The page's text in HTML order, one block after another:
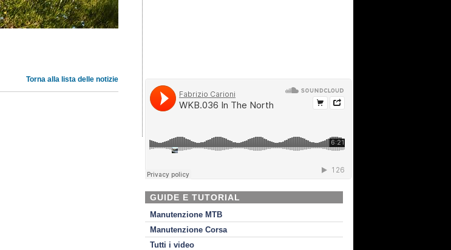
Torna alla lista delle notizie
GUIDE E TUTORIAL
Manutenzione MTB
Manutenzione Corsa
Tutti i video